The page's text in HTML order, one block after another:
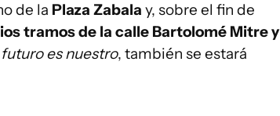
de la Plaza Zabala y, sobre el fin de
tramos de la calle Bartolomé Mitre y
es nuestro, también se estará